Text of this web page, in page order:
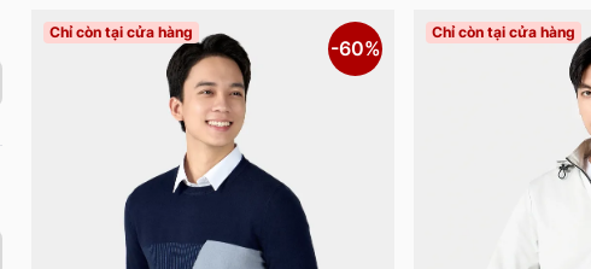
Chỉ còn tại cửa hàng
-60%
Chỉ còn tại cửa hàng